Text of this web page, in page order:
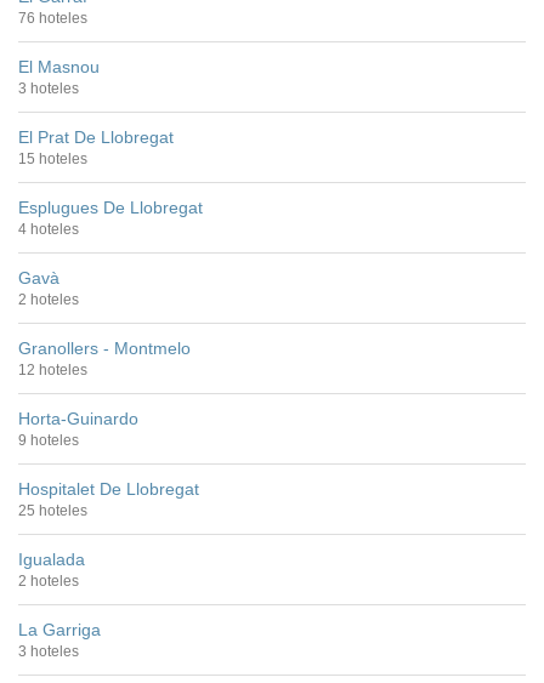
76 hoteles
El Masnou
3 hoteles
El Prat De Llobregat
15 hoteles
Esplugues De Llobregat
4 hoteles
Gavà
2 hoteles
Granollers - Montmelo
12 hoteles
Horta-Guinardo
9 hoteles
Hospitalet De Llobregat
25 hoteles
Igualada
2 hoteles
La Garriga
3 hoteles